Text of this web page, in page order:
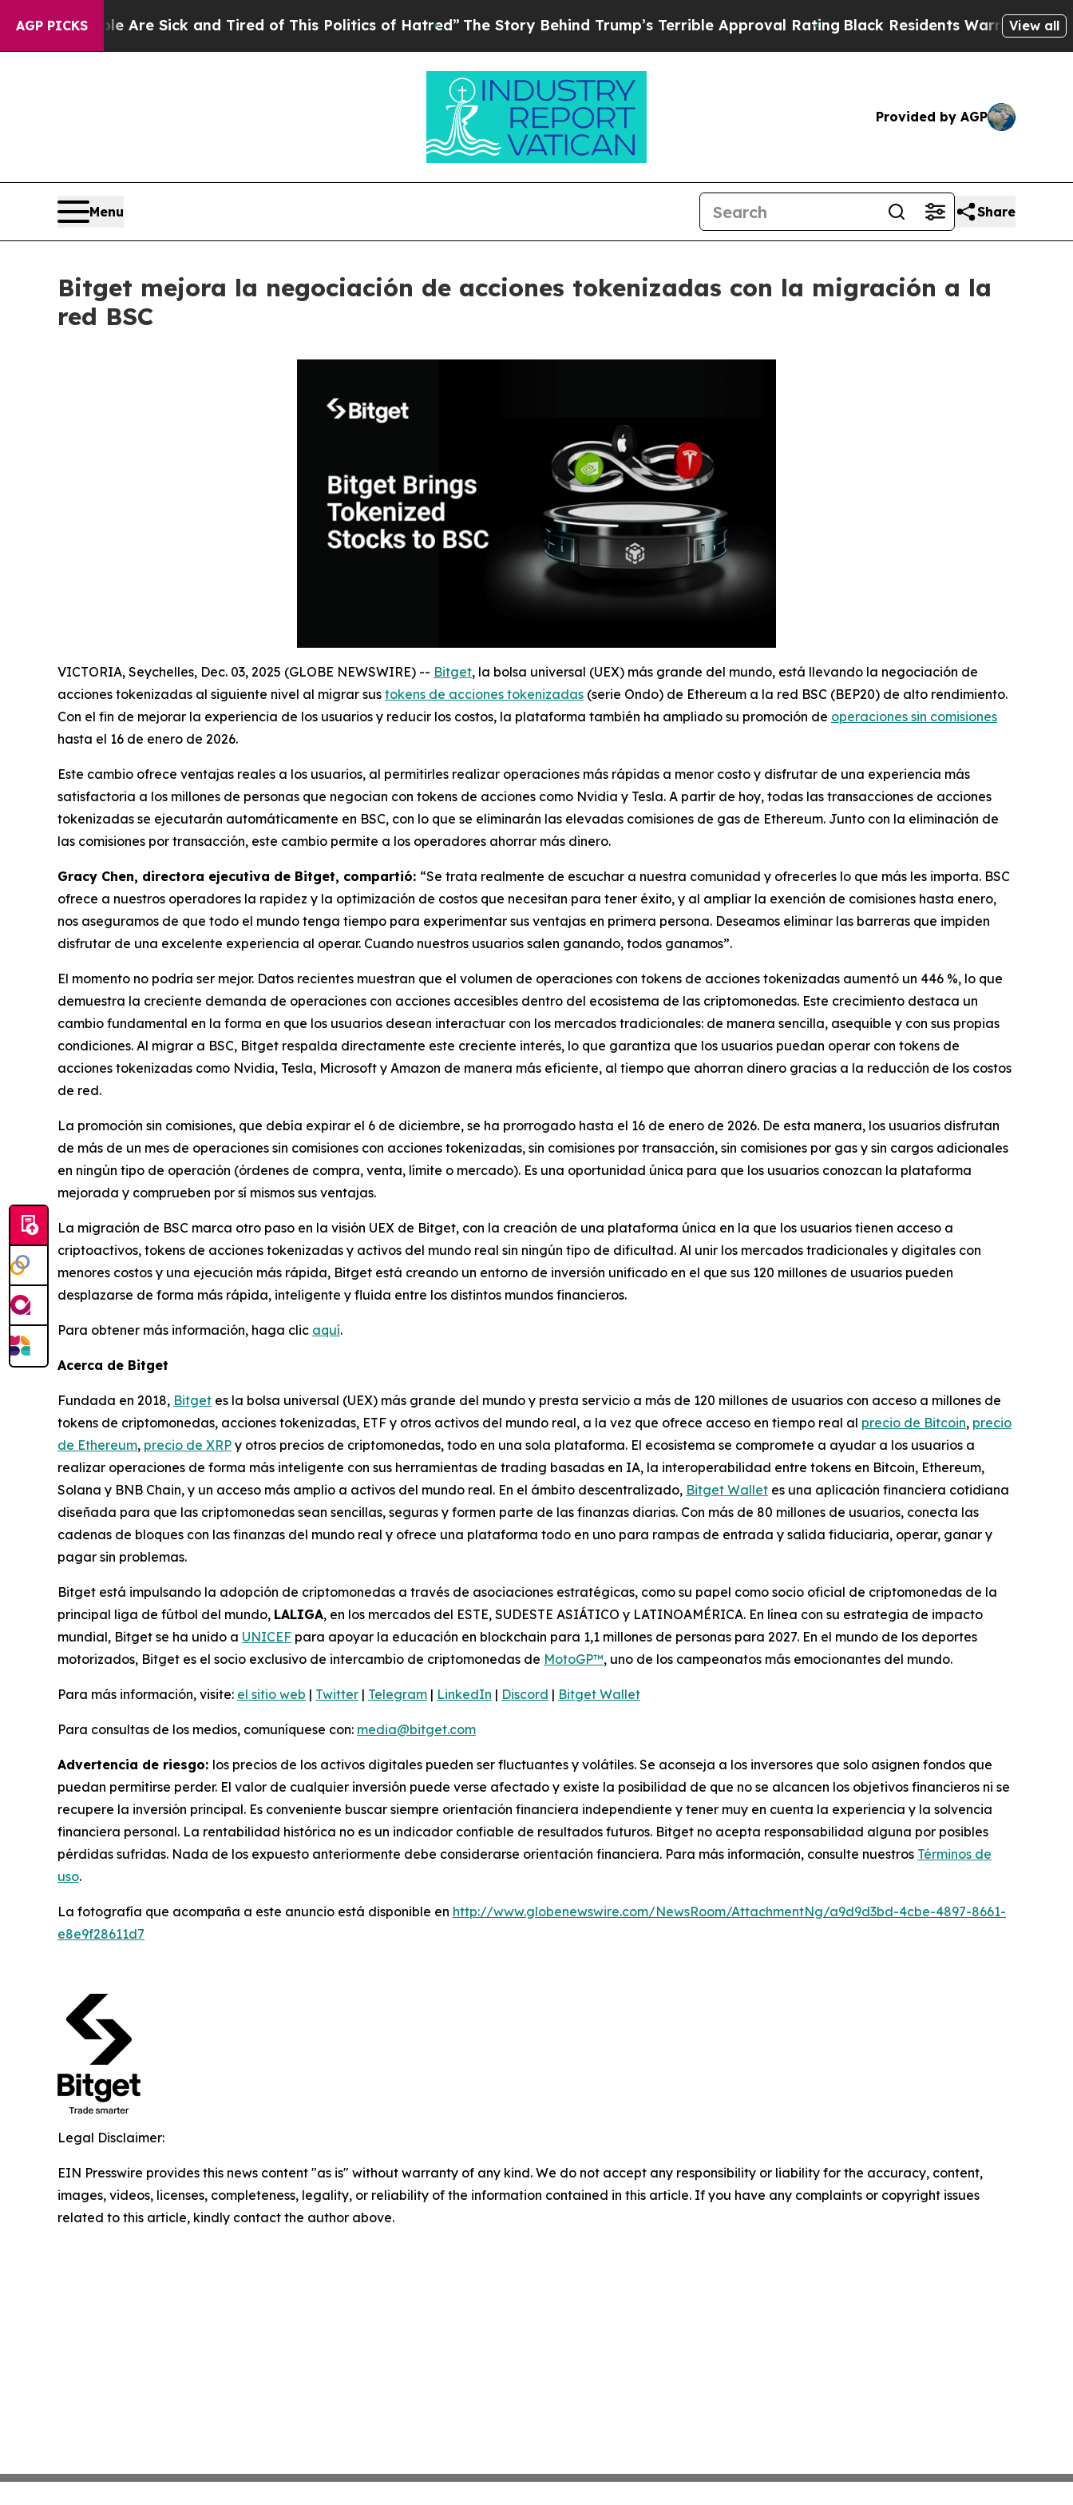
AGP PICKSAre Sick and Tired of This Politics of Hatred”The Story Behind Trump’s Terrible Approval RatingBlack Residents Warned of AbusiveView all
Provided by AGP
Menu Share
Bitget mejora la negociación de acciones tokenizadas con la migración a la
red BSC
VICTORIA, Seychelles, Dec. 03, 2025 (GLOBE NEWSWIRE) -- Bitget, la bolsa universal (UEX) más grande del mundo, está llevando la negociación de
acciones tokenizadas al siguiente nivel al migrar sus tokens de acciones tokenizadas (serie Ondo) de Ethereum a la red BSC (BEP20) de alto rendimiento.
Con el fin de mejorar la experiencia de los usuarios y reducir los costos, la plataforma también ha ampliado su promoción de operaciones sin comisiones
hasta el 16 de enero de 2026.
Este cambio ofrece ventajas reales a los usuarios, al permitirles realizar operaciones más rápidas a menor costo y disfrutar de una experiencia más
satisfactoria a los millones de personas que negocian con tokens de acciones como Nvidia y Tesla. A partir de hoy, todas las transacciones de acciones
tokenizadas se ejecutarán automáticamente en BSC, con lo que se eliminarán las elevadas comisiones de gas de Ethereum. Junto con la eliminación de
las comisiones por transacción, este cambio permite a los operadores ahorrar más dinero.
Gracy Chen, directora ejecutiva de Bitget, compartió: “Se trata realmente de escuchar a nuestra comunidad y ofrecerles lo que más les importa. BSC
ofrece a nuestros operadores la rapidez y la optimización de costos que necesitan para tener éxito, y al ampliar la exención de comisiones hasta enero,
nos aseguramos de que todo el mundo tenga tiempo para experimentar sus ventajas en primera persona. Deseamos eliminar las barreras que impiden
disfrutar de una excelente experiencia al operar. Cuando nuestros usuarios salen ganando, todos ganamos”.
El momento no podría ser mejor. Datos recientes muestran que el volumen de operaciones con tokens de acciones tokenizadas aumentó un 446 %, lo que
demuestra la creciente demanda de operaciones con acciones accesibles dentro del ecosistema de las criptomonedas. Este crecimiento destaca un
cambio fundamental en la forma en que los usuarios desean interactuar con los mercados tradicionales: de manera sencilla, asequible y con sus propias
condiciones. Al migrar a BSC, Bitget respalda directamente este creciente interés, lo que garantiza que los usuarios puedan operar con tokens de
acciones tokenizadas como Nvidia, Tesla, Microsoft y Amazon de manera más eficiente, al tiempo que ahorran dinero gracias a la reducción de los costos
de red.
La promoción sin comisiones, que debía expirar el 6 de diciembre, se ha prorrogado hasta el 16 de enero de 2026. De esta manera, los usuarios disfrutan
de más de un mes de operaciones sin comisiones con acciones tokenizadas, sin comisiones por transacción, sin comisiones por gas y sin cargos adicionales
en ningún tipo de operación (órdenes de compra, venta, límite o mercado). Es una oportunidad única para que los usuarios conozcan la plataforma
mejorada y comprueben por sí mismos sus ventajas.
La migración de BSC marca otro paso en la visión UEX de Bitget, con la creación de una plataforma única en la que los usuarios tienen acceso a
criptoactivos, tokens de acciones tokenizadas y activos del mundo real sin ningún tipo de dificultad. Al unir los mercados tradicionales y digitales con
menores costos y una ejecución más rápida, Bitget está creando un entorno de inversión unificado en el que sus 120 millones de usuarios pueden
desplazarse de forma más rápida, inteligente y fluida entre los distintos mundos financieros.
Para obtener más información, haga clic aquí.
Acerca de Bitget
Fundada en 2018, Bitget es la bolsa universal (UEX) más grande del mundo y presta servicio a más de 120 millones de usuarios con acceso a millones de
tokens de criptomonedas, acciones tokenizadas, ETF y otros activos del mundo real, a la vez que ofrece acceso en tiempo real al precio de Bitcoin, precio
de Ethereum, precio de XRP y otros precios de criptomonedas, todo en una sola plataforma. El ecosistema se compromete a ayudar a los usuarios a
realizar operaciones de forma más inteligente con sus herramientas de trading basadas en IA, la interoperabilidad entre tokens en Bitcoin, Ethereum,
Solana y BNB Chain, y un acceso más amplio a activos del mundo real. En el ámbito descentralizado, Bitget Wallet es una aplicación financiera cotidiana
diseñada para que las criptomonedas sean sencillas, seguras y formen parte de las finanzas diarias. Con más de 80 millones de usuarios, conecta las
cadenas de bloques con las finanzas del mundo real y ofrece una plataforma todo en uno para rampas de entrada y salida fiduciaria, operar, ganar y
pagar sin problemas.
Bitget está impulsando la adopción de criptomonedas a través de asociaciones estratégicas, como su papel como socio oficial de criptomonedas de la
principal liga de fútbol del mundo, LALIGA, en los mercados del ESTE, SUDESTE ASIÁTICO y LATINOAMÉRICA. En línea con su estrategia de impacto
mundial, Bitget se ha unido a UNICEF para apoyar la educación en blockchain para 1,1 millones de personas para 2027. En el mundo de los deportes
motorizados, Bitget es el socio exclusivo de intercambio de criptomonedas de MotoGP™, uno de los campeonatos más emocionantes del mundo.
Para más información, visite: el sitio web | Twitter | Telegram | LinkedIn | Discord | Bitget Wallet
Para consultas de los medios, comuníquese con: media@bitget.com
Advertencia de riesgo: los precios de los activos digitales pueden ser fluctuantes y volátiles. Se aconseja a los inversores que solo asignen fondos que
puedan permitirse perder. El valor de cualquier inversión puede verse afectado y existe la posibilidad de que no se alcancen los objetivos financieros ni se
recupere la inversión principal. Es conveniente buscar siempre orientación financiera independiente y tener muy en cuenta la experiencia y la solvencia
financiera personal. La rentabilidad histórica no es un indicador confiable de resultados futuros. Bitget no acepta responsabilidad alguna por posibles
pérdidas sufridas. Nada de los expuesto anteriormente debe considerarse orientación financiera. Para más información, consulte nuestros Términos de
uso.
La fotografía que acompaña a este anuncio está disponible en http://www.globenewswire.com/NewsRoom/AttachmentNg/a9d9d3bd-4cbe-4897-8661-
e8e9f28611d7
Legal Disclaimer:
EIN Presswire provides this news content "as is" without warranty of any kind. We do not accept any responsibility or liability for the accuracy, content,
images, videos, licenses, completeness, legality, or reliability of the information contained in this article. If you have any complaints or copyright issues
related to this article, kindly contact the author above.